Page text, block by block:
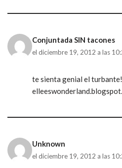
Conjuntada SIN tacones
el diciembre 19, 2012 a las
te sienta genial el turbante!
Unknown
el diciembre 19, 2012 a las